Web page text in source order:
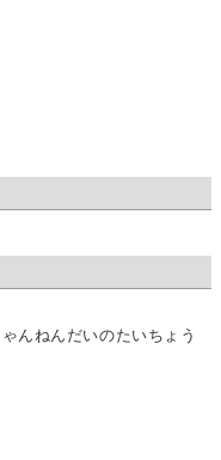
んねんだいのたいちょう